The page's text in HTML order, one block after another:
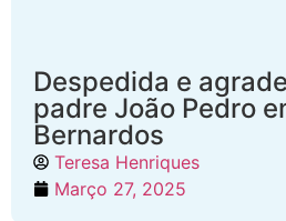
Despedida e
padre João Pedro
Bernardos
Teresa Henriques
Março 27, 2025